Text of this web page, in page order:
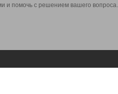
и помочь с решением вашего вопроса.